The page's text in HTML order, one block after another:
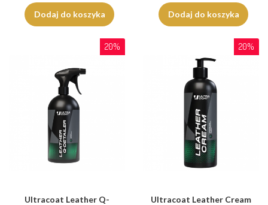
Dodaj do koszyka
Dodaj do koszyka
20%
Ultracoat Leather Q-
20%
Ultracoat Leather Cream